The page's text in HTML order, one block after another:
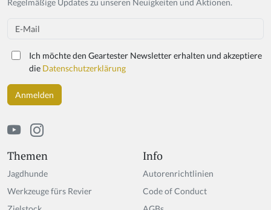
Themen
Jagdhunde
Werkzeuge fürs Revier
Info
Autorenrichtlinien
Code of Conduct
Email
Ich möchte den Geartester Newsletter erhalten und akzeptiere
die Datenschutzerklärung